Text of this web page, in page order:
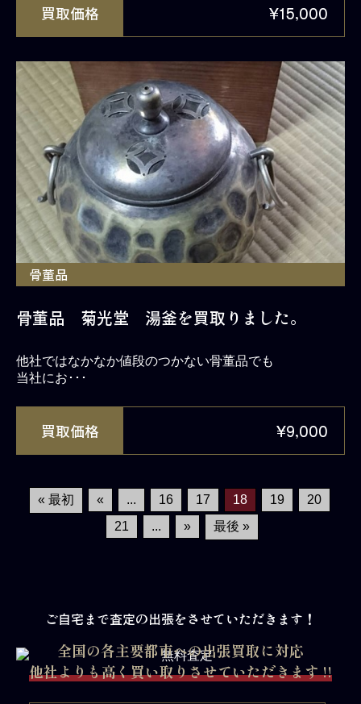
買取価格 ¥15,000
骨董品
骨董品 菊光堂 湯釜を買取りました。
他社ではなかなか値段のつかない骨董品でも
当社にお･･･
買取価格 ¥9,000
« 最初 « ... 16 17 18 19
20
21
... » 最後 »
ご自宅まで査定の出張をさせていただきます！
全国の各主要都市への出張買取に対応
他社よりも高く買い取りさせていただきます !!